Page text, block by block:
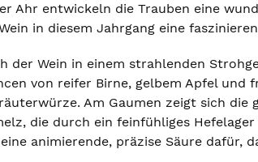
Ahr entwickeln die Trauben eine
in diesem Jahrgang eine
der Wein in einem strahlenden
von reifer Birne, gelbem Apfel
Am Gaumen zeigt sich die
die durch ein feinfühliges
animierende, präzise Säure